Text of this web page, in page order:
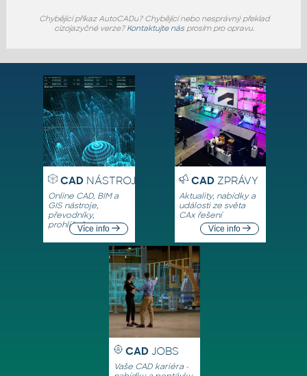
Chybějící příkaz AutoCADu? Chybějící nebo nesprávný překlad
cizojazyčné verze? Kontaktujte násprosím pro opravu.
CADNÁSTROJE
Online CAD, BIM a
GIS nástroje,
převodníky,
prohlížečeVíce info
CADZPRÁVY
Aktuality, nabídky a
události ze světa
CAx řešení
Více info
CAD JOBS
Vaše CAD kariéra -